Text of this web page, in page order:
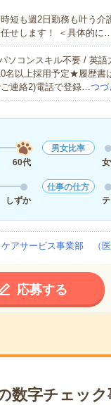
短も週2日勤務も叶う
せします！ ＜具体的に
ソコンスキル不要 / 英語
名以上採用予定★履歴書
連絡2)電話で登録…つづ
60代
男女比率
しずか
仕事の仕方
アサービス事業部 （医
応募する
数字チェッ